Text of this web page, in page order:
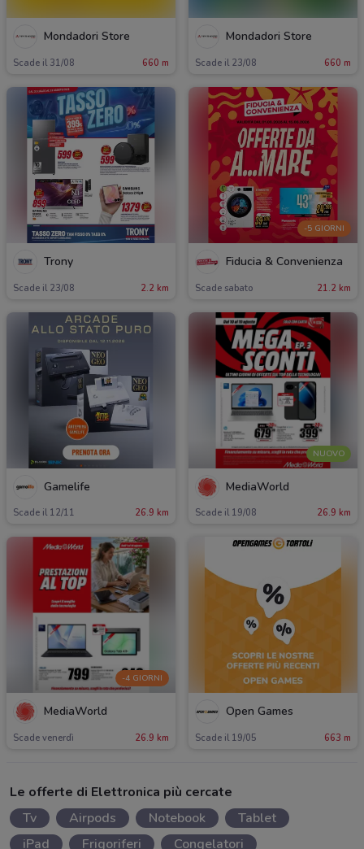
Mondadori Store
Scade il 31/08 660 m
Mondadori Store
Scade il 23/08 660 m
Trony
Scade il 23/08 2.2 km
-5 GIORNI
Fiducia & Convenienza
Scade sabato 21.2 km
Gamelife
Scade il 12/11 26.9 km
NUOVO
MediaWorld
Scade il 19/08 26.9 km
-4 GIORNI
MediaWorld
Scade venerdì 26.9 km
Open Games
Scade il 19/05 663 m
Le offerte di Elettronica più cercate
Tv
Airpods Notebook
Tablet
iPad
Frigoriferi Congelatori